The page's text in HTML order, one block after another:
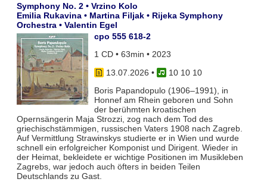
Symphony No. 2 • Vrzino Kolo
Emilia Rukavina • Martina Filjak • Rijeka Symphony
Orchestra • Valentin Egel
cpo 555 618-2
1 CD • 63min • 2023
13.07.2026 •
10 10 10
Boris Papandopulo (1906–1991), in
Honnef am Rhein geboren und Sohn
der berühmten kroatischen
Opernsängerin Maja Strozzi, zog nach dem Tod des
griechischstämmigen, russischen Vaters 1908 nach Zagreb.
Auf Vermittlung Strawinskys studierte er in Wien und wurde
schnell ein erfolgreicher Komponist und Dirigent. Wieder in
der Heimat, bekleidete er wichtige Positionen im Musikleben
Zagrebs, war jedoch auch öfters in beiden Teilen
Deutschlands zu Gast.